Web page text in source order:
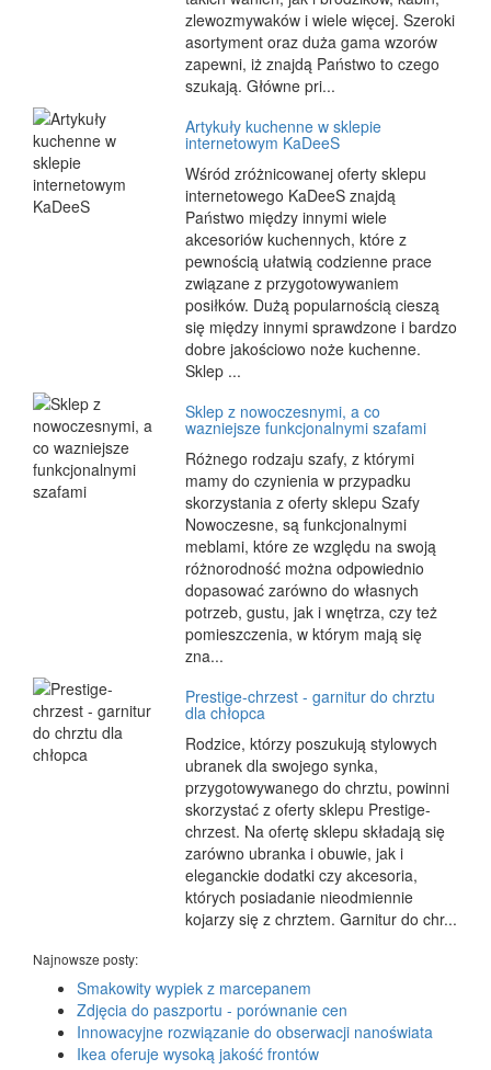
zlewozmywaków i wiele więcej. Szeroki
asortyment oraz duża gama wzorów
zapewni, iż znajdą Państwo to czego
szukają. Główne pri...
Artykuły kuchenne w sklepie
internetowym KaDeeS
Wśród zróżnicowanej oferty sklepu
internetowego KaDeeS znajdą
Państwo między innymi wiele
akcesoriów kuchennych, które z
pewnością ułatwią codzienne prace
związane z przygotowywaniem
posiłków. Dużą popularnością cieszą
się między innymi sprawdzone i bardzo
dobre jakościowo noże kuchenne.
Sklep ...
Sklep z nowoczesnymi, a co
wazniejsze funkcjonalnymi szafami
Różnego rodzaju szafy, z którymi
mamy do czynienia w przypadku
skorzystania z oferty sklepu Szafy
Nowoczesne, są funkcjonalnymi
meblami, które ze względu na swoją
różnorodność można odpowiednio
dopasować zarówno do własnych
potrzeb, gustu, jak i wnętrza, czy też
pomieszczenia, w którym mają się
zna...
Prestige-chrzest - garnitur do chrztu
dla chłopca
Rodzice, którzy poszukują stylowych
ubranek dla swojego synka,
przygotowywanego do chrztu, powinni
skorzystać z oferty sklepu Prestige-
chrzest. Na ofertę sklepu składają się
zarówno ubranka i obuwie, jak i
eleganckie dodatki czy akcesoria,
których posiadanie nieodmiennie
kojarzy się z chrztem. Garnitur do chr...
Najnowsze posty:
Smakowity wypiek z marcepanem
Zdjęcia do paszportu - porównanie cen
Innowacyjne rozwiązanie do obserwacji nanoświata
Ikea oferuje wysoką jakość frontów